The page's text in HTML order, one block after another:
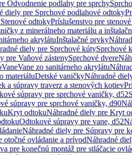
Odvodnenie podlahy pre sprchy
diely pre Sprchové podlahové odtoky
odtokyPríslušenstvo pre
z minerálneho materiálu a
akrylátuInštalačné prvky
diely pre Sprchové kútySprchové
pre Vaňové zástenySprchové dvere
VaneVane zo sanitárneho akrylátu
materiáluDetské vaničkyNáhradné
a súpravy traverz a stenových kotiev
súpravy pre sprchové vaničky, d52
súpravy pre sprchové vaničky, d90
Kryt odtokuNáhradné diely pre Kryt
Odtokové súpravy pre vane, d52
Náhradné diely pre Súpravy pre
otočné ovládanie a prívodNáhradné
pre konečnú montáž pre stláčacie